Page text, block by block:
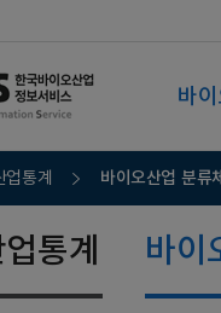
바
업통계 바이오산업 분류
통계 바이